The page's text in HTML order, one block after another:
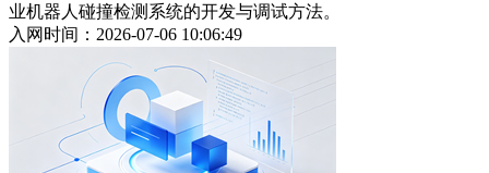
业机器人碰撞检测系统的开发与调试方法。
入网时间：2026-07-06 10:06:49